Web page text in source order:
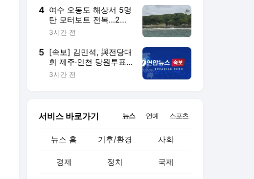
4 여수 오동도 해상서 5명
탄 모터보트 전복…2명
사망(종합3보)
3시간 전
5 [속보] 김민석, 與전당대
회 제주·인천 당원투표
서 승리
3시간 전
서비스 바로가기 뉴스 연예 스포츠
뉴스 홈 기후/환경 사회
경제 정치 국제